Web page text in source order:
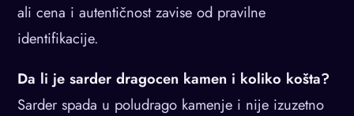
ali cena i autentičnost zavise od pravilne
identifikacije.
Da li je sarder dragocen kamen i koliko košta?
Sarder spada u poludrago kamenje i nije izuzetno